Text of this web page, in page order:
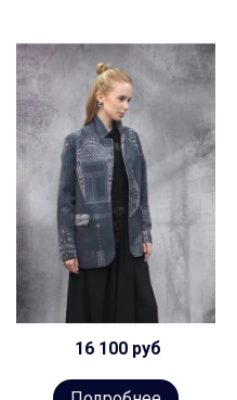
16 100 руб